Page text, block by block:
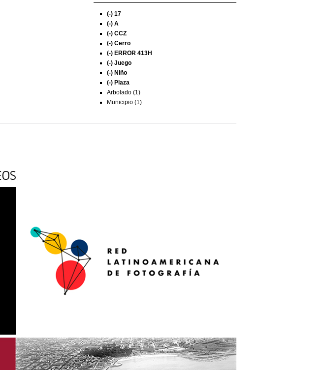
(-) 17
(-) A
(-) CCZ
(-) Cerro
(-) ERROR 413H
(-) Juego
(-) Niño
(-) Plaza
Arbolado (1)
Municipio (1)